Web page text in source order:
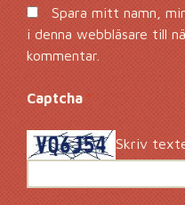
Spara mitt namn,
i denna webbläsare till
kommentar.
Captcha *
Skriv